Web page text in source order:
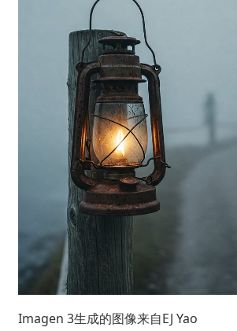
Imagen 3生成的图像来自EJ Yao